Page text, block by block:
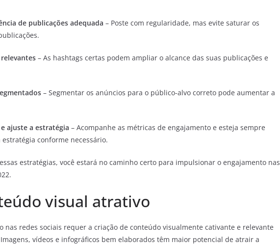
de publicações adequada – Poste com regularidade, mas evite saturar os
– As hashtags certas podem ampliar o alcance das suas publicações e
– Segmentar os anúncios para o público-alvo correto pode aumentar a
ajuste a estratégia – Acompanhe as métricas de engajamento e esteja sempre
conforme necessário.
estratégias, você estará no caminho certo para impulsionar o engajamento nas
visual atrativo
nas redes sociais requer a criação de conteúdo visualmente cativante e relevante
vídeos e infográficos bem elaborados têm maior potencial de atrair a